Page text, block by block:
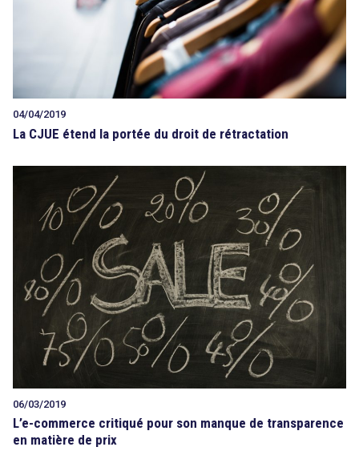
04/04/2019
La CJUE étend la portée du droit de rétractation
06/03/2019
L’e-commerce critiqué pour son manque de transparence
en matière de prix